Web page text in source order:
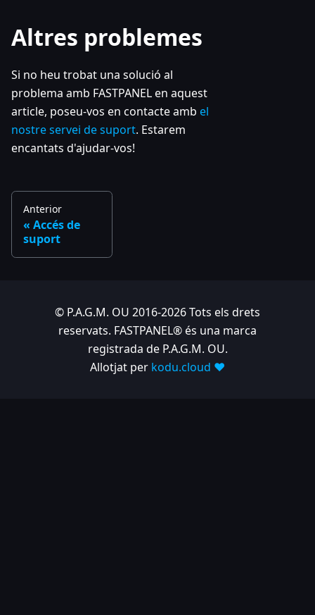
Altres problemes
Si no heu trobat una solució al
problema amb FASTPANEL en aquest
article, poseu-vos en contacte amb el
nostre servei de suport. Estarem
encantats d'ajudar-vos!
Anterior
Accés de
suport
© P.A.G.M. OU 2016-2026 Tots els drets
reservats. FASTPANEL® és una marca
registrada de P.A.G.M. OU.
Allotjat per kodu.cloud ❤️